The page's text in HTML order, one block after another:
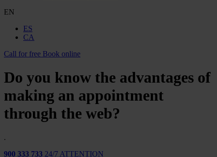
EN
ES
CA
Call for free Book online
Do you know the advantages of
making an appointment
through the web?
.
900 333 733 24/7 ATTENTION